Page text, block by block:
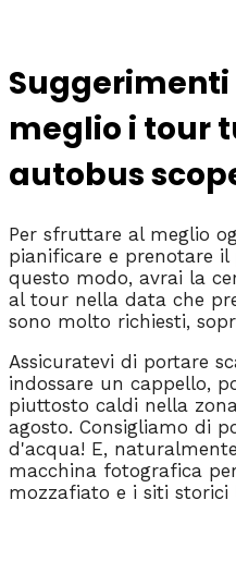
meglio i tour
autobus
Per sfruttare al meglio
pianificare e prenotare
questo modo, avrai la
al tour nella data che
sono molto richiesti,
Assicuratevi di portare
indossare un cappello,
piuttosto caldi nella
agosto. Consigliamo di
d'acqua! E,
macchina fotografica
mozzafiato e i siti storici